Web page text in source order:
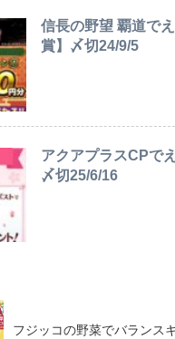
信長の野望 覇道で
賞】〆切24/9/5
アクアプラスCPで
〆切25/6/16
フジッコの野菜でバランス